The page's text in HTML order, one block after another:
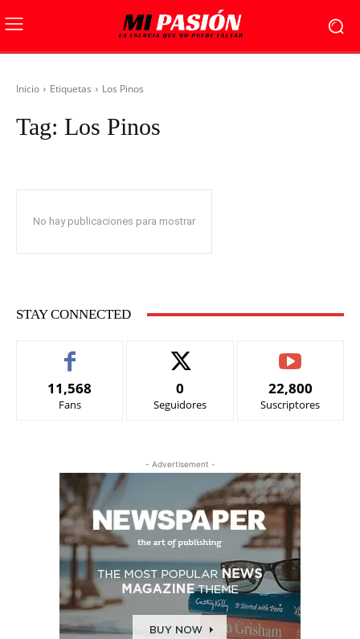
Inicio Etiquetas Los Pinos
Tag: Los Pinos
No hay publicaciones para mostrar
STAY CONNECTED
11,568
Fans
0
Seguidores
22,800
Suscriptores
- Advertisement -